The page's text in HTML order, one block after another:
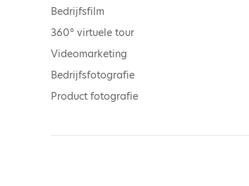
Bedrijfsfilm
360° virtuele tour
Videomarketing
Bedrijfsfotografie
Product fotografie